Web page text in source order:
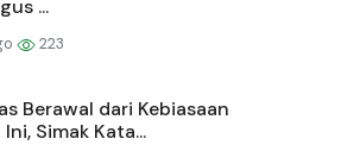
...
223
Berawal dari Kebiasaan
Simak Kata...